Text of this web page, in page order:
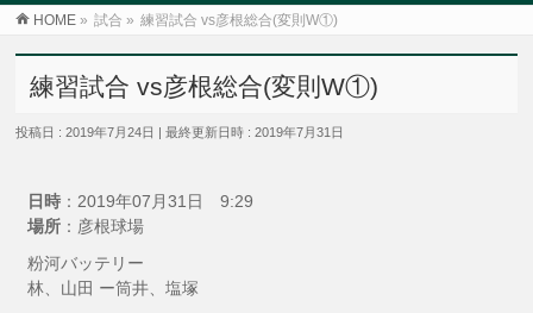
HOME » 試合 » 練習試合 vs彦根総合(変則W①)
練習試合 vs彦根総合(変則W①)
投稿日 : 2019年7月24日 最終更新日時 : 2019年7月31日
日時 ：2019年07月31日 9:29
場所 ：彦根球場
粉河バッテリー
林、山田 ー筒井、塩塚